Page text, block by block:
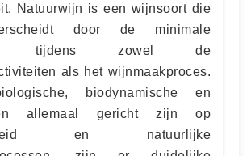
Natuurwijn is een wijnsoort die
door de minimale
tijdens zowel de
als het wijnmaakproces.
biodynamische en
allemaal gericht zijn op
en natuurlijke